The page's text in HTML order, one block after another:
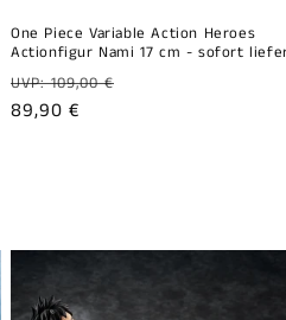
One Piece Variable Action Heroes
Actionfigur Nami 17 cm - sofort
Prix
habituel
UVP: 109,00 €
Prix
89,90 €